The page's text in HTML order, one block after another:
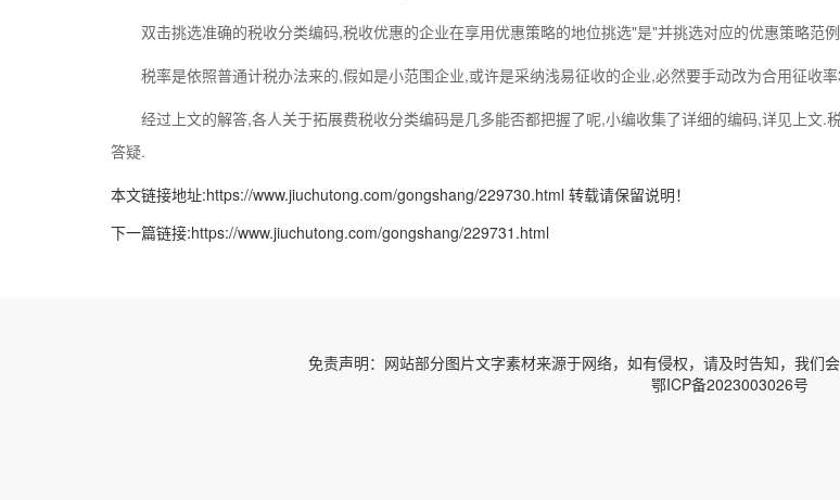
双击挑选准确的税收分类编码,税收优惠的企业在享用优惠策略的地位挑选"是"并挑选对应的优惠策略范
税率是依照普通计税办法来的,假如是小范围企业,或许是采纳浅易征收的企业,必然要手动改为合用征收
经过上文的解答,各人关于拓展费税收分类编码是几多能否都把握了呢,小编收集了详细的编码,详见上文
答疑.
本文链接地址:https://www.jiuchutong.com/gongshang/229730.html 转载请保留说明！
下一篇链接:https://www.jiuchutong.com/gongshang/229731.html
免责声明：网站部分图片文字素材来源于网络，如有侵权，请及时告知，我们
鄂ICP备2023003026号